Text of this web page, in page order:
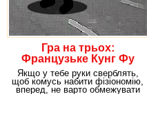
Гра на трьох:
Французьке Кунг Фу
Якщо у тебе руки сверблять,
щоб комусь набити фізіономію,
вперед, не варто обмежувати